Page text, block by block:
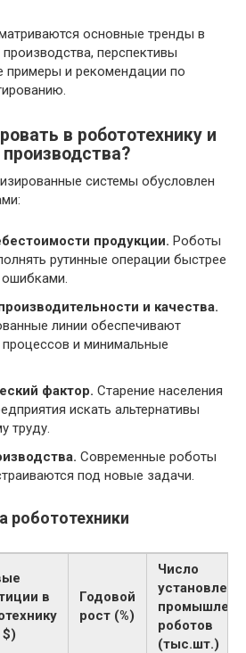
основные тренды в
перспективы
примеры и рекомендации по
в робототехнику и
системы обусловлен
продукции. Роботы
рутинные операции быстрее
и качества.
линии обеспечивают
процессов и минимальные
фактор. Старение населения
искать альтернативы
труду.
Современные роботы
под новые задачи.
робототехники
в
Годовой
рост (%)
Число
роботов
(тыс.шт.)